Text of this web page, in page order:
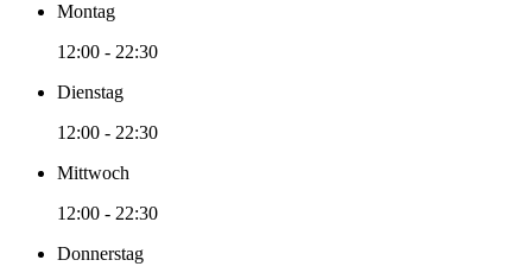
Montag
12:00 - 22:30
Dienstag
12:00 - 22:30
Mittwoch
12:00 - 22:30
Donnerstag